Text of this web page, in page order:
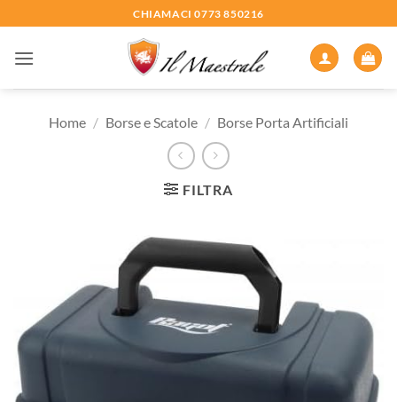
ai
contenuti
CHIAMACI 0773 850216
Home / Borse e Scatole / Borse Porta Artificiali
FILTRA